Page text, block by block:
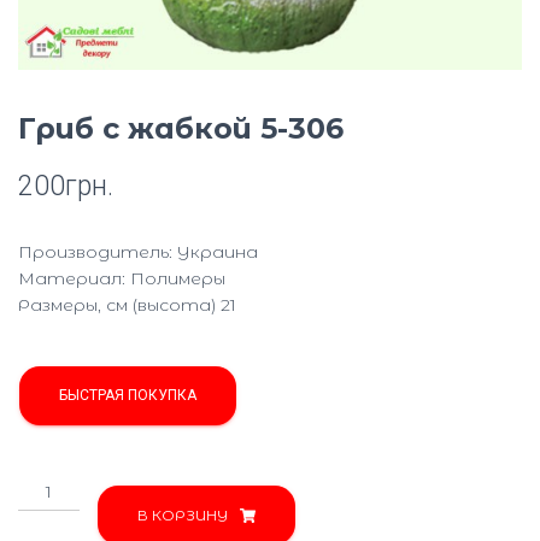
Гриб с жабкой 5-306
200грн.
Производитель: Украина
Материал: Полимеры
Размеры, см (высота) 21
БЫСТРАЯ ПОКУПКА
Количество
товара
В КОРЗИНУ